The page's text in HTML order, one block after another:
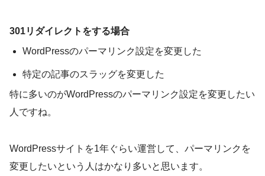
301リダイレクトをする場合
WordPressのパーマリンク設定を変更した
特定の記事のスラッグを変更した
特に多いのがWordPressのパーマリンク設定を変更したい
人ですね。
WordPressサイトを1年ぐらい運営して、パーマリンクを
変更したいという人はかなり多いと思います。